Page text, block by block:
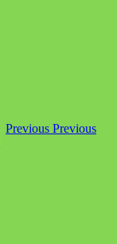
Previous Previous